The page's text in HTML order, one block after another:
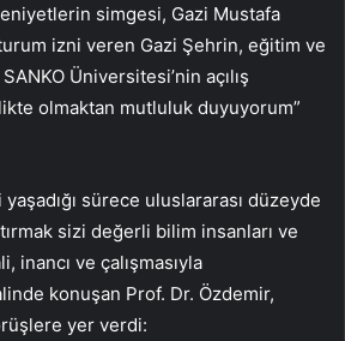
simgesi, Gazi Mustafa
izni veren Gazi Şehrin, eğitim ve
Üniversitesi’nin açılış
olmaktan mutluluk duyuyorum”
sürece uluslararası düzeyde
sizi değerli bilim insanları ve
inancı ve çalışmasıyla
konuşan Prof. Dr. Özdemir,
yer verdi: